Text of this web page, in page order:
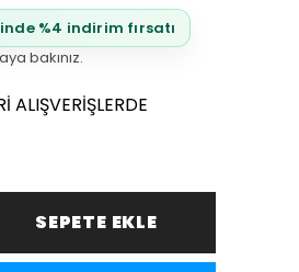
%4 indirim fırsatı
bakınız.
ALIŞVERİŞLERDE
SEPETE EKLE